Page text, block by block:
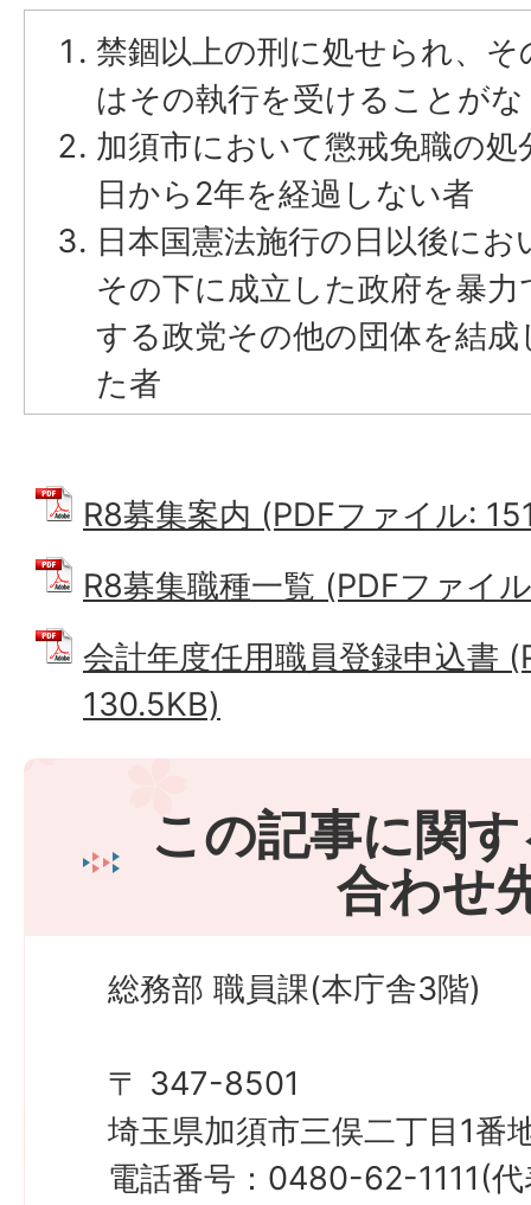
禁錮以上の刑に処せられ、
はその執行を受けることが
加須市において懲戒免職の
日から2年を経過しない者
日本国憲法施行の日以後に
その下に成立した政府を暴
する政党その他の団体を結
た者
R8募集案内 (PDFファイル:
R8募集職種一覧 (PDFファイ
会計年度任用職員登録申込書
130.5KB)
この記事に関
合わせ
総務部 職員課(本庁舎3階)
〒 347-8501
埼玉県加須市三俣二丁目1番
電話番号：0480-62-1111(